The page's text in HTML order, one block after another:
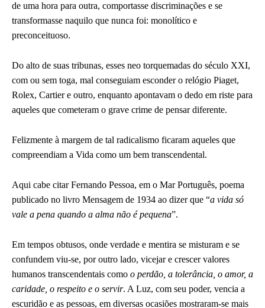
de uma hora para outra, comportasse discriminações e se
transformasse naquilo que nunca foi: monolítico e
preconceituoso.
Do alto de suas tribunas, esses neo torquemadas do século XXI,
com ou sem toga, mal conseguiam esconder o relógio Piaget,
Rolex, Cartier e outro, enquanto apontavam o dedo em riste para
aqueles que cometeram o grave crime de pensar diferente.
Felizmente à margem de tal radicalismo ficaram aqueles que
compreendiam a Vida como um bem transcendental.
Aqui cabe citar Fernando Pessoa, em o Mar Português, poema
publicado no livro Mensagem de 1934 ao dizer que “a vida só
vale a pena quando a alma não é pequena”.
Em tempos obtusos, onde verdade e mentira se misturam e se
confundem viu-se, por outro lado, vicejar e crescer valores
humanos transcendentais como o perdão, a tolerância, o amor, a
caridade, o respeito e o servir. A Luz, com seu poder, vencia a
escuridão e as pessoas, em diversas ocasiões mostraram-se mais